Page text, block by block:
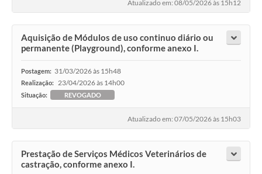
Atualizado em: 08/05/2026 às 15h12
Aquisição de Módulos de uso continuo diário ou
permanente (Playground), conforme anexo I.
Postagem: 31/03/2026 às 15h48
Realização: 23/04/2026 às 14h00
Situação: REVOGADO
Atualizado em: 07/05/2026 às 15h03
Prestação de Serviços Médicos Veterinários de
castração, conforme anexo I.